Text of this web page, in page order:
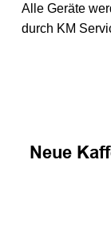
Alle Geräte
durch KM
Neue